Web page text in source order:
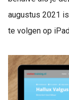
augustus 2021
te volgen op